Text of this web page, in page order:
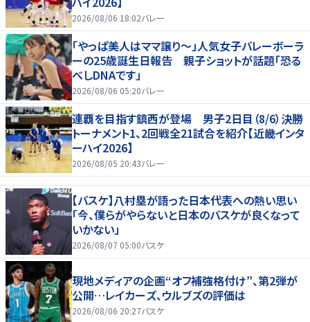
2026/08/06 18:02バレー
「やっぱ美人はママ譲り～」人気女子バレーボーラ
ーの25歳誕生日報告 親子ショットが話題「恐る
べしDNAです」
2026/08/06 05:20バレー
連覇を目指す鎮西が登場 男子2日目（8/6）決勝
トーナメント1、2回戦全21試合を紹介【近畿インタ
ーハイ2026】
2026/08/05 20:43バレー
【バスケ】八村塁が語った日本代表への熱い思い
「今、僕らがやらないと日本のバスケが良くなって
いかない」
2026/08/07 05:00バスケ
現地メディアの企画“オフ補強格付け”、第2弾が
公開…レイカーズ、ウルブズの評価は
2026/08/06 20:27バスケ